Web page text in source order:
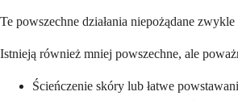
Te powszechne działania niepożądane
Istnieją również mniej powszechne, ale
Ścieńczenie skóry lub łatwe